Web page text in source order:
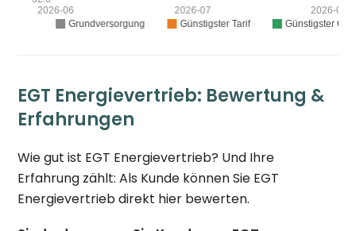
EGT Energievertrieb: Bewertung &
Erfahrungen
Wie gut ist EGT Energievertrieb? Und Ihre
Erfahrung zählt: Als Kunde können Sie EGT
Energievertrieb direkt hier bewerten.